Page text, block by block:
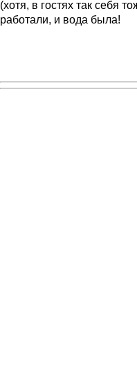
(хотя, в гостях так себя
работали, и вода была!